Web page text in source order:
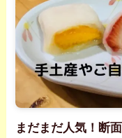
まだまだ人気！断